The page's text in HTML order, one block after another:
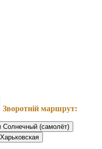
Зворотній маршрут:
(самолёт)